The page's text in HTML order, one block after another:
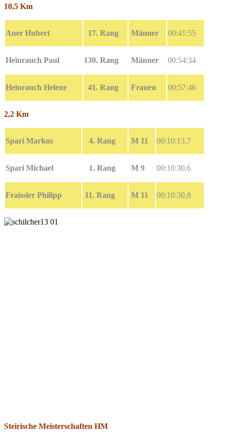
10,5 Km
Auer Hubert 17. Rang Männer 00:41:55
Heinrauch Paul 130. Rang Männer 00:54:34
Heinrauch Helene 41. Rang Frauen 00:57:46
2,2 Km
Spari Markus 4. Rang M 11 00:10:13,7
Spari Michael 1. Rang M 9 00:10:30,6
Fraissler Philipp 11. Rang M 11 00:10:30,8
Steirische Meisterschaften HM